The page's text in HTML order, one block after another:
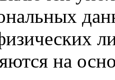
на